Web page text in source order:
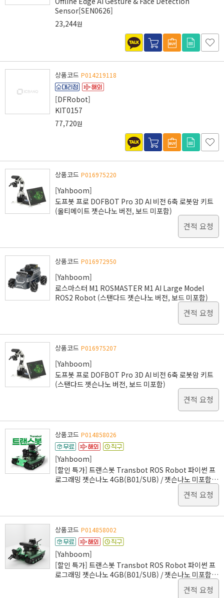
Sensor[SEN0626]
23,244원
상품코드 P014219118
[DFRobot]
KIT0157
77,720원
상품코드 P016975220
[Yahboom]
도프봇 프로 DOFBOT Pro 3D AI 비전 6축 로봇암 키트
(울티메이트 젯슨나노 버전, 보드 미포함)
견적 요청
상품코드 P016972950
[Yahboom]
로스마스터 M1 ROSMASTER M1 AI Large Model
ROS2 Robot (스탠다드 젯슨나노 버전, 보드 미포함)
견적 요청
상품코드 P016975207
[Yahboom]
도프봇 프로 DOFBOT Pro 3D AI 비전 6축 로봇암 키트
(스탠다드 젯슨나노 버전, 보드 미포함)
견적 요청
상품코드 P014858026
[Yahboom]
[할인 특가] 트랜스봇 Transbot ROS Robot 파이썬 프
로그래밍 젯슨나노 4GB(B01/SUB) / 젯슨나노 미포함
견적 요청
상품코드 P014858002
[Yahboom]
[할인 특가] 트랜스봇 Transbot ROS Robot 파이썬 프
로그래밍 젯슨나노 4GB(B01/SUB) / 젯슨나노 미포함
견적 요청